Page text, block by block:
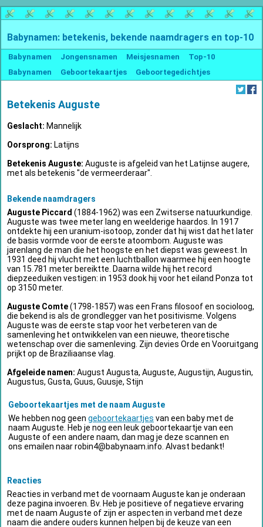
Babynamen: betekenis, bekende naamdragers en top-10
Babynamen Jongensnamen Meisjesnamen
Top-10
Babynamen
Geboortekaartjes Geboortegedichtjes
Betekenis Auguste
Geslacht: Mannelijk
Oorsprong: Latijns
Betekenis Auguste: Auguste is afgeleid van het Latijnse augere,
met als betekenis "de vermeerderaar".
Bekende naamdragers
Auguste Piccard (1884-1962) was een Zwitserse natuurkundige.
Auguste was twee meter lang en weelderige haardos. In 1917
ontdekte hij een uranium-isotoop, zonder dat hij wist dat het later
de basis vormde voor de eerste atoombom. Auguste was
jarenlang de man die het hoogste en het diepst was geweest. In
1931 deed hij vlucht met een luchtballon waarmee hij een hoogte
van 15.781 meter bereiktte. Daarna wilde hij het record
diepzeeduiken vestigen: in 1953 dook hij voor het eiland Ponza tot
op 3150 meter.
Auguste Comte(1798-1857) was een Frans filosoof en socioloog,
die bekend is als de grondlegger van het positivisme. Volgens
Auguste was de eerste stap voor het verbeteren van de
samenleving het ontwikkelen van een nieuwe, theoretische
wetenschap over die samenleving. Zijn devies Orde en Vooruitgang
prijkt op de Braziliaanse vlag.
Afgeleide namen: August Augusta, Auguste, Augustijn, Augustin,
Augustus, Gusta, Guus, Guusje, Stijn
Geboortekaartjes met de naam Auguste
We hebben nog geen geboortekaartjes van een baby met de
naam Auguste. Heb je nog een leuk geboortekaartje van een
Auguste of een andere naam, dan mag je deze scannen en
ons emailen naarrobin4@babynaam.info . Alvast bedankt!
Reacties
Reacties in verband met de voornaam Auguste kan je onderaan
deze pagina invoeren. Bv. Heb je positieve of negatieve ervaring
met de naam Auguste of zijn er aspecten in verband met deze
naam die andere ouders kunnen helpen bij de keuze van een